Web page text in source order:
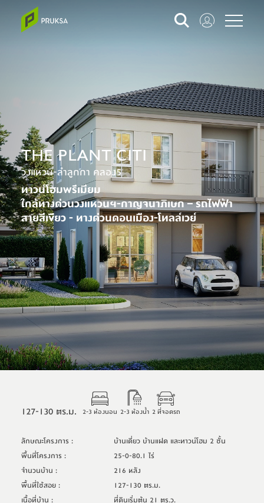
THE PLANT CITI
วงแหวน-ลำลูกกา คลอง5
ทาวน์โฮมพรีเมียม
ใกล้ทางด่วนวงแหวนฯ-กาญจนาภิเษก – รถไฟฟ้า
สายสีเขียว - ทางด่วนดอนเมือง-โทลล์เวย์
127-130 ตร.ม. 2-3 ห้องนอน 2-3 ห้องน้ำ 2 ที่จอดรถ
ลักษณะโครงการ :
บ้านเดี่ยว บ้านแฝด และทาวน์โฮม 2 ชั้น
พื้นที่โครงการ :
25-0-80.1 ไร่
จำนวนบ้าน :
216 หลัง
พื้นที่ใช้สอย:
127-130 ตร.ม.
เนื้อที่บ้าน : ที่ดินเริ่มต้น 21 ตร.ว.